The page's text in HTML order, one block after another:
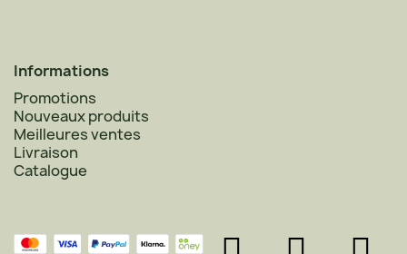
Informations
Promotions
Nouveaux produits
Meilleures ventes
Livraison
Catalogue